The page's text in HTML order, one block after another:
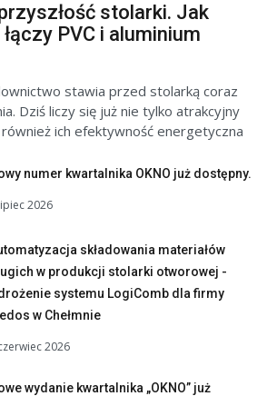
stolarki. Jak
PVC i aluminium
stawia przed stolarką coraz
Dziś liczy się już nie tylko atrakcyjny
ich efektywność energetyczna
numer kwartalnika OKNO już dostępny.
2026
składowania materiałów
w produkcji stolarki otworowej -
systemu LogiComb dla firmy
w Chełmnie
2026
wydanie kwartalnika „OKNO” już